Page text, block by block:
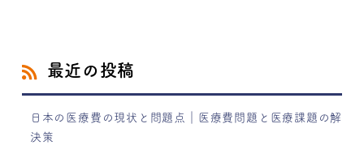
最近の投稿
日本の医療費の現状と問題点｜医療費問題と医療課題の解
決策